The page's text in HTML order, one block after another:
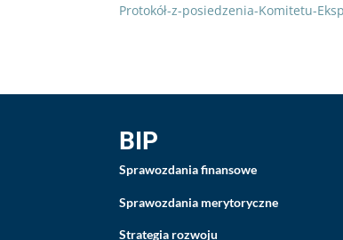
Protokół-z-posiedzenia-Komitetu-
BIP
Sprawozdania finansowe
Sprawozdania merytoryczne
Strategia rozwoju